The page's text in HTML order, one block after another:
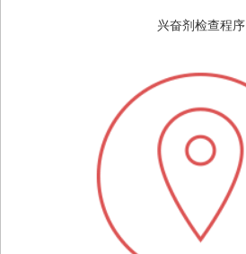
兴奋剂检查程序